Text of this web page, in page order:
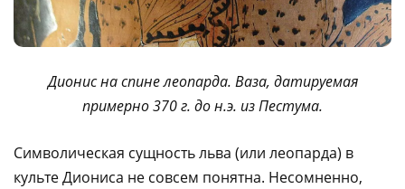
Дионис на спине леопарда. Ваза, датируемая
примерно 370 г. до н.э. из Пестума.
Символическая сущность льва (или леопарда) в
культе Диониса не совсем понятна. Несомненно,